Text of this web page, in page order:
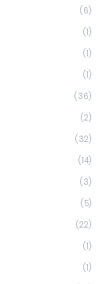
(6)
(1)
(1)
(1)
(36)
(2)
(32)
(14)
(3)
(5)
(22)
(1)
(1)